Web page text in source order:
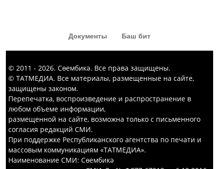
Документы Баш бит
© 2011 - 2026. Сөембикә. Все права защищены.
© ТАТМЕДИА. Все материалы, размещенные на сайте,
защищены законом.
Перепечатка, воспроизведение и распространение в
любом объеме информации,
размещенной на сайте, возможна только с письменного
согласия редакций СМИ.
При поддержке Республиканского агентства по печати и
массовым коммуникациям «ТАТМЕДИА».
Наименование СМИ: Сөембикә